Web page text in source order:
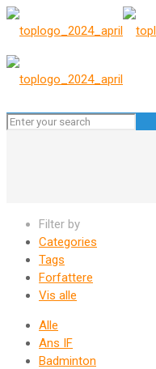
Filter by
Categories
Tags
Forfattere
Vis alle
Alle
Ans IF
Badminton